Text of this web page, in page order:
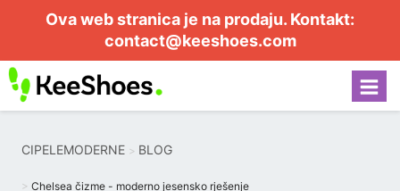
Ova web stranica je na prodaju. Kontakt:
contact@keeshoes.com
CIPELEMODERNE BLOG
Chelsea čizme - moderno jesensko rješenje